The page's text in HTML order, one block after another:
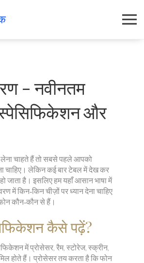
– नवीनतम
स्पेसिफिकेशन और
चाहते हैं तो सबसे पहले आपको
चाहिए। लेकिन कई बार टेबल में देख कर
जाता है। इसलिए हम यहाँ आसान भाषा में
में किन‑किन चीज़ों पर ध्यान देना चाहिए
कौन‑कौन से हैं।
कैसे पढ़ें?
में प्रोसेसर, रैम, स्टोरेज, स्क्रीन,
होते हैं। प्रोसेसर तय करता है कि फोन